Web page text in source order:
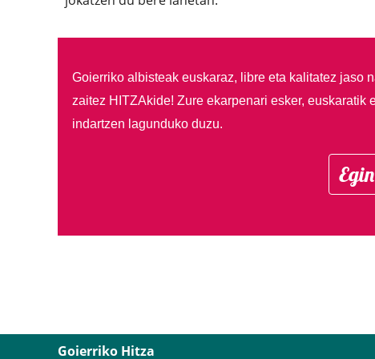
Goierriko albisteak euskaraz, libre eta kalitatez jaso
zaitez HITZAkide! Zure ekarpenari esker, euskaratik
indartzen lagunduko duzu.
Goierriko Hitza